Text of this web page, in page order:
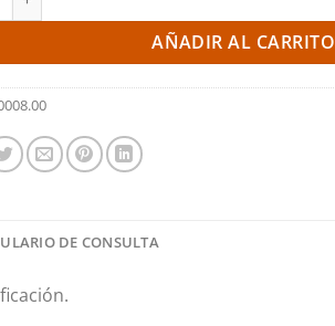
AÑADIR AL CARRITO
DE CONSULTA